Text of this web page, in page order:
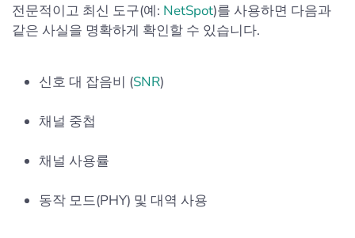
전문적이고 최신 도구(예: NetSpot)를 사용하면 다음과
같은 사실을 명확하게 확인할 수 있습니다.
신호 대 잡음비 (SNR)
채널 중첩
채널 사용률
동작 모드(PHY) 및 대역 사용